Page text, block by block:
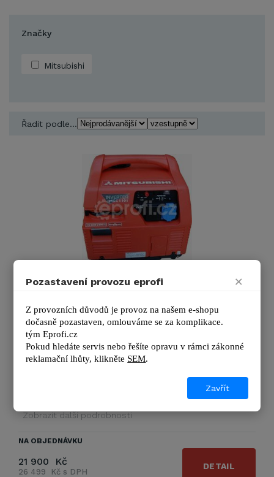
Značky
Mitsubishi
Řadit podle...
MITSUBISHI MGC 1101
elektronickou regulací patří díky zpracování mezi nejlepší
invertory na trhu. Invertové …
Výrobce
Mitsubishi
Mitsubishi GM 82PN, 4-takt
Zobrazit další podrobnosti
NA OBJEDNÁVKU
21 900 Kč
26 499 Kč s DPH
DETAIL
Pozastavení provozu eprofi ×
Z provozních důvodů je provoz na našem e-shopu
dočasně pozastaven, omlouváme se za komplikace.
tým Eprofi.cz
Pokud hledáte servis nebo řešíte opravu v rámci zákonné
reklamační lhůty, klikněte SEM.
Zavřít